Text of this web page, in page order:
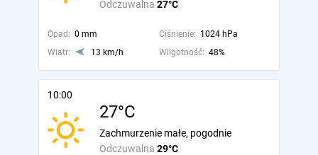
Odczuwalna 27°C
Opad: 0 mm Ciśnienie: 1024 hPa
Wiatr:
13 km/h Wilgotność: 48%
10:00
27°C
Odczuwalna 29°C
Zachmurzenie małe, pogodnie